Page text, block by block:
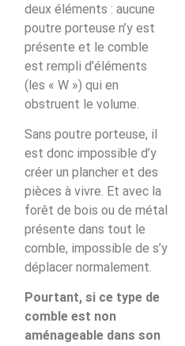
deux éléments : aucune
poutre porteuse n’y est
présente et le comble
est rempli d’éléments
(les « W ») qui en
obstruent le volume.
Sans poutre porteuse, il
est donc impossible d’y
créer un plancher et des
pièces à vivre. Et avec la
forêt de bois ou de métal
présente dans tout le
comble, impossible de s’y
déplacer normalement.
Pourtant, si ce type de
comble est non
aménageable dans son